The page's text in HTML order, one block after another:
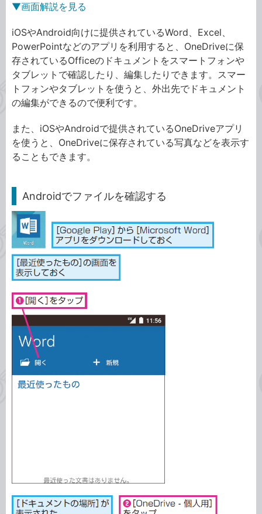
▼画面解説を見る
iOSやAndroid向けに提供されているWord、Excel、
PowerPointなどのアプリを利用すると、OneDriveに保
存されているOfficeのドキュメントをスマートフォンや
タブレットで確認したり、編集したりできます。スマー
トフォンやタブレットを使うと、外出先でドキュメント
の編集ができるので便利です。
また、iOSやAndroidで提供されているOneDriveアプリ
を使うと、OneDriveに保存されている写真などを表示す
ることもできます。
Androidでファイルを確認する